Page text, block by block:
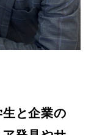
と企業の